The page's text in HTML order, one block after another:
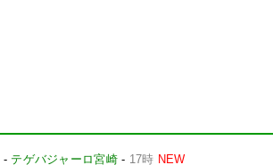
- テゲバジャーロ宮崎- 17時 NEW